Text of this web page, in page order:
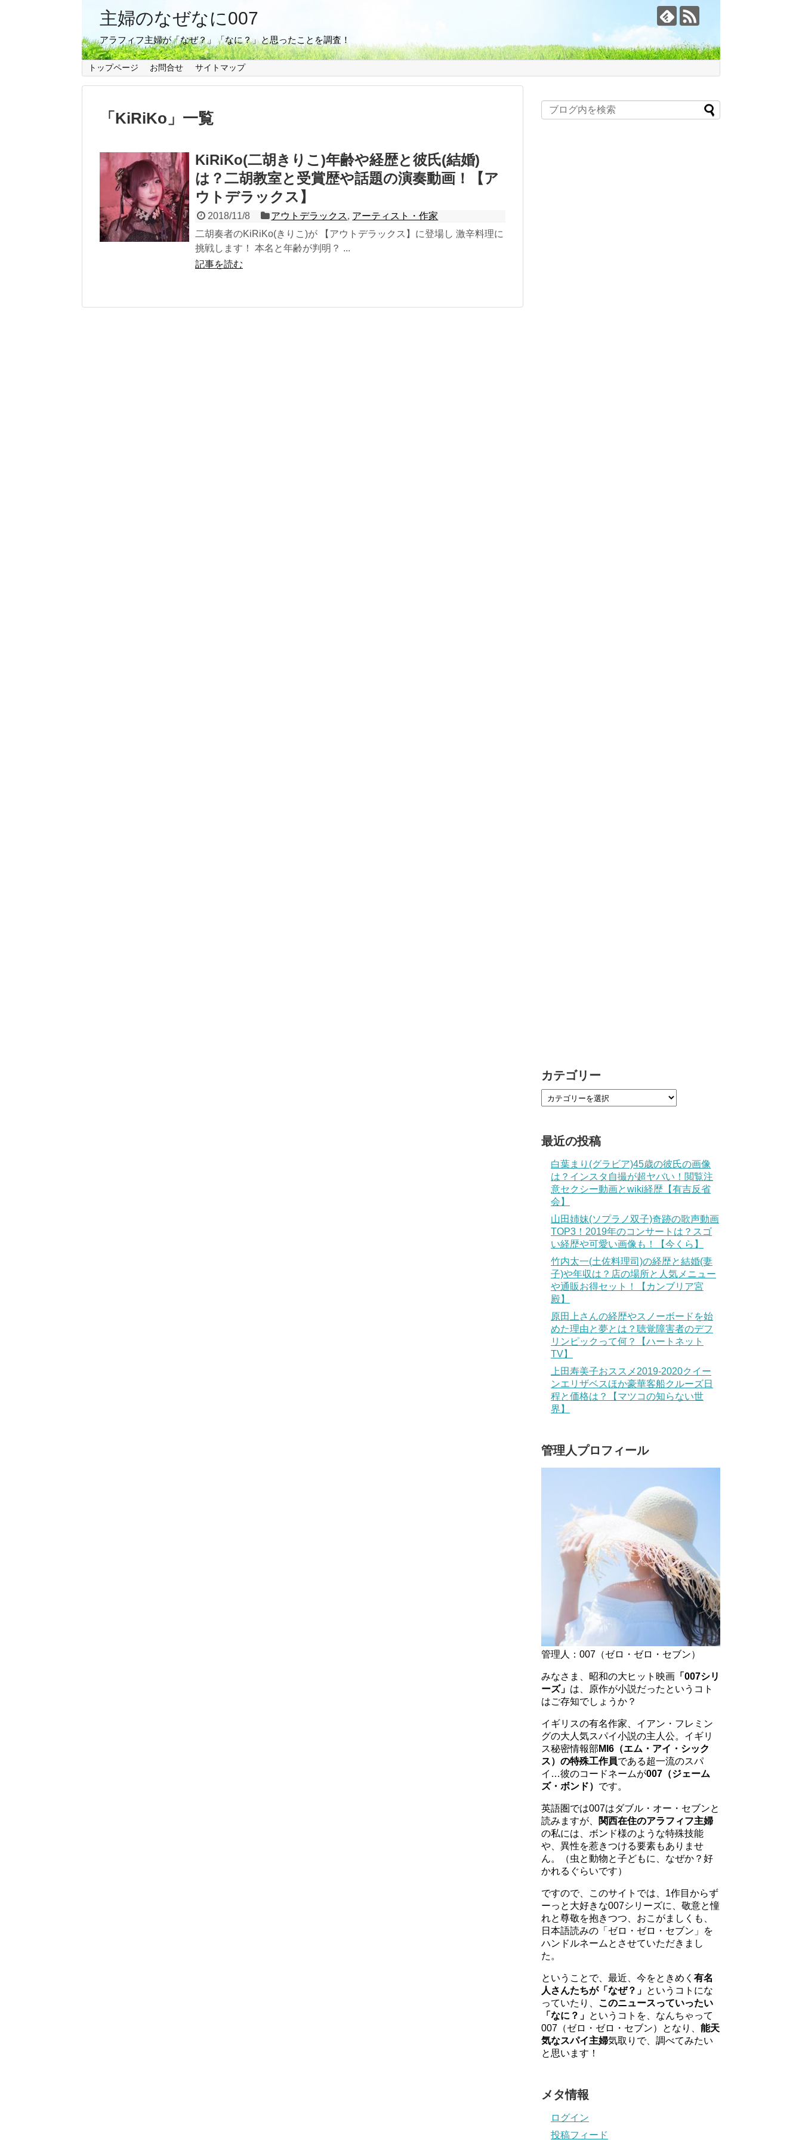
主婦のなぜなに007
アラフィフ主婦が「なぜ？」「なに？」と思ったことを調査！
トップページ お問合せ サイトマップ
「 KiRiKo 」 一覧
KiRiKo(二胡きりこ)年齢や経歴と彼氏(結婚)
は？二胡教室と受賞歴や話題の演奏動画！【ア
ウトデラックス】
2018/11/8 アウトデラックス, アーティスト・作家
二胡奏者のKiRiKo(きりこ)が 【アウトデラックス】に登場し 激辛料理に
挑戦します！ 本名と年齢が判明？ ...
記事を読む
カテゴリー
最近の投稿
白葉まり(グラビア)45歳の彼氏の画像
は？インスタ自撮が超ヤバい！閲覧注
意セクシー動画とwiki経歴【有吉反省
会】
山田姉妹(ソプラノ双子)奇跡の歌声動画
TOP3！2019年のコンサートは？スゴ
い経歴や可愛い画像も！【今くら】
竹内太一(土佐料理司)の経歴と結婚(妻
子)や年収は？店の場所と人気メニュー
や通販お得セット！【カンブリア宮
殿】
原田上さんの経歴やスノーボードを始
めた理由と夢とは？聴覚障害者のデフ
リンピックって何？【ハートネット
TV】
上田寿美子おススメ2019-2020クイー
ンエリザベスほか豪華客船クルーズ日
程と価格は？【マツコの知らない世
界】
管理人プロフィール
管理人：007（ゼロ・ゼロ・セブン）
みなさま、昭和の大ヒット映画 「007シリ
ーズ」 は、原作が小説だったというコト
はご存知でしょうか？
イギリスの有名作家、イアン・フレミン
グの大人気スパイ小説の主人公。イギリ
ス秘密情報部 MI6（エム・アイ・シック
ス）の特殊工作員である超一流のスパ
イ…彼のコードネームが007（ジェーム
ズ・ボンド） です。
英語圏では007はダブル・オー・セブンと
読みますが、
関西在住のアラフィフ主婦
の私には、ボンド様のような特殊技能
や、異性を惹きつける要素もありませ
ん。（虫と動物と子どもに、なぜか？好
かれるぐらいです）
ですので、このサイトでは、1作目からず
ーっと大好きな007シリーズに、敬意と憧
れと尊敬を抱きつつ、おこがましくも、
日本語読みの「ゼロ・ゼロ・セブン」を
ハンドルネームとさせていただきまし
た。
ということで、最近、今をときめく 有名
人さんたちが「なぜ？」 というコトにな
っていたり、 このニュースっていったい
「なに？」 というコトを、なんちゃって
007（ゼロ・ゼロ・セブン）となり、 能天
気なスパイ主婦気取りで、調べてみたい
と思います！
メタ情報
ログイン
投稿フィード